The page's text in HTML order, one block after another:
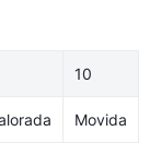
10
Movida